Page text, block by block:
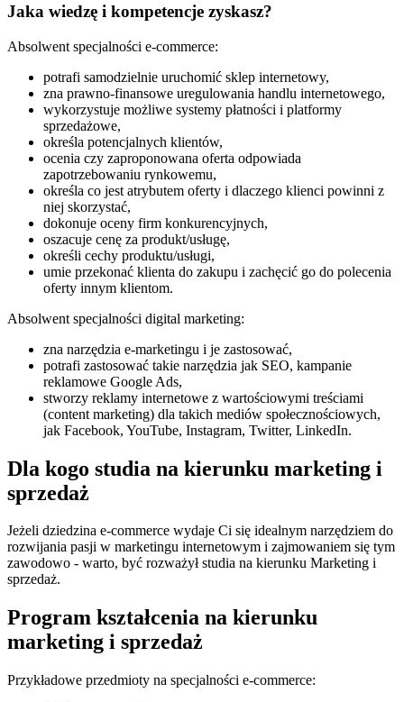
Jaka wiedzę i kompetencje zyskasz?
Absolwent specjalności e-commerce:
potrafi samodzielnie uruchomić sklep internetowy,
zna prawno-finansowe uregulowania handlu internetowego,
wykorzystuje możliwe systemy płatności i platformy
sprzedażowe,
określa potencjalnych klientów,
ocenia czy zaproponowana oferta odpowiada
zapotrzebowaniu rynkowemu,
określa co jest atrybutem oferty i dlaczego klienci powinni z
niej skorzystać,
dokonuje oceny firm konkurencyjnych,
oszacuje cenę za produkt/usługę,
określi cechy produktu/usługi,
umie przekonać klienta do zakupu i zachęcić go do polecenia
oferty innym klientom.
Absolwent specjalności digital marketing:
zna narzędzia e-marketingu i je zastosować,
potrafi zastosować takie narzędzia jak SEO, kampanie
reklamowe Google Ads,
stworzy reklamy internetowe z wartościowymi treściami
(content marketing) dla takich mediów społecznościowych,
jak Facebook, YouTube, Instagram, Twitter, LinkedIn.
Dla kogo studia na kierunku marketing i
sprzedaż
Jeżeli dziedzina e-commerce wydaje Ci się idealnym narzędziem do
rozwijania pasji w marketingu internetowym i zajmowaniem się tym
zawodowo - warto, być rozważył studia na kierunku Marketing i
sprzedaż.
Program kształcenia na kierunku
marketing i sprzedaż
Przykładowe przedmioty na specjalności e-commerce: